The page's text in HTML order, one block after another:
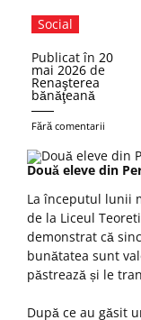
Social
Publicat în 20
mai 2026 de
Renaşterea
bănăţeană
Fără comentarii
Două eleve din
La începutul lunii
de la Liceul
demonstrat că
bunătatea sunt
păstrează și le
După ce au găsit